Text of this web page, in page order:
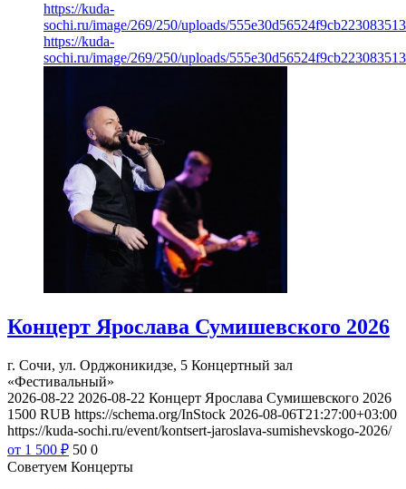
https://kuda-
sochi.ru/image/269/250/uploads/
https://kuda-
sochi.ru/image/269/250/uploads/
Концерт Ярослава Сумишевского 2026
г. Сочи, ул. Орджоникидзе, 5 Концертный зал
«Фестивальный»
2026-08-22 2026-08-22 Концерт Ярослава Сумишевского 2026
1500 RUB https://schema.org/InStock 2026-08-06T21:27:00+03:00
https://kuda-sochi.ru/event/kontsert-jaroslava-sumishevskogo-2026/
от 1 500 ₽ 50 0
Советуем Концерты